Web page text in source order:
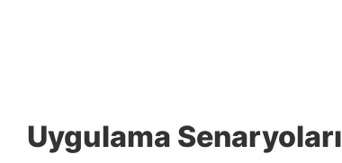
Uygulama Senaryoları